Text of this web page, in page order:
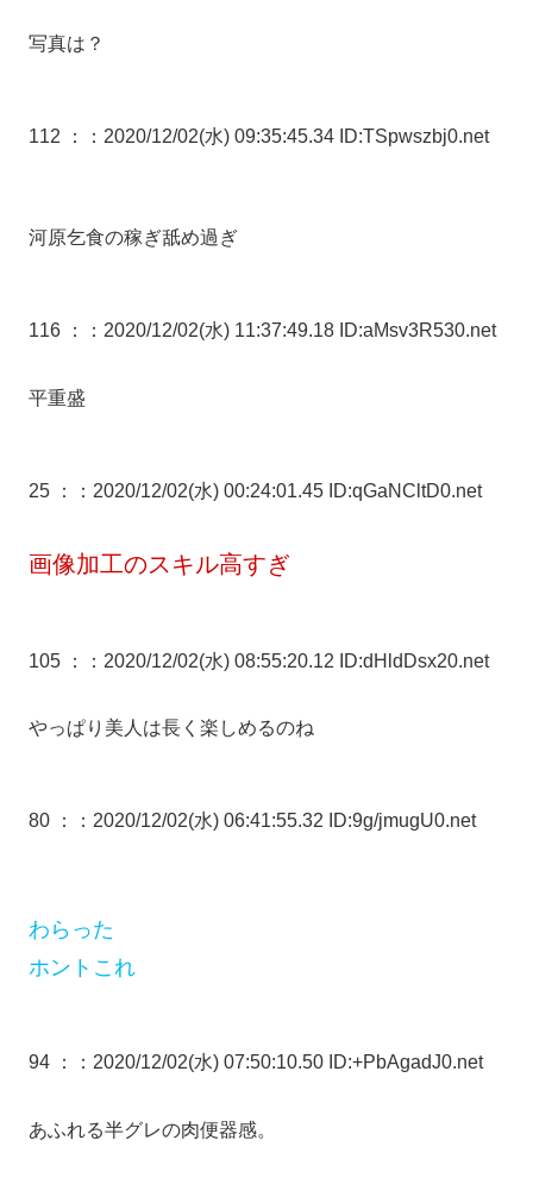
写真は？
112 ： ：2020/12/02(水) 09:35:45.34 ID:TSpwszbj0.net
河原乞食の稼ぎ舐め過ぎ
116 ： ：2020/12/02(水) 11:37:49.18 ID:aMsv3R530.net
平重盛
25 ： ：2020/12/02(水) 00:24:01.45 ID:qGaNCltD0.net
画像加工のスキル高すぎ
105 ： ：2020/12/02(水) 08:55:20.12 ID:dHldDsx20.net
やっぱり美人は長く楽しめるのね
80 ： ：2020/12/02(水) 06:41:55.32 ID:9g/jmugU0.net
わらった
ホントこれ
94 ： ：2020/12/02(水) 07:50:10.50 ID:+PbAgadJ0.net
あふれる半グレの肉便器感。